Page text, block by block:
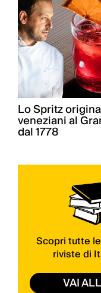
Lo Spritz
veneziani al
dal 1778
Scopri tutte
riviste di
VAI